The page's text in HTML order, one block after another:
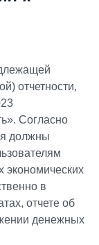
отчетности,
Согласно
должны
экономических
в
отчете об
денежных